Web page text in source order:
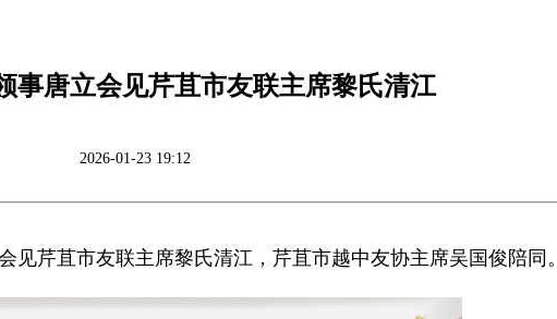
事唐立会见芹苴市友联主席黎氏清江
2026-01-23 19:12
见芹苴市友联主席黎氏清江，芹苴市越中友协主席吴国俊陪同。